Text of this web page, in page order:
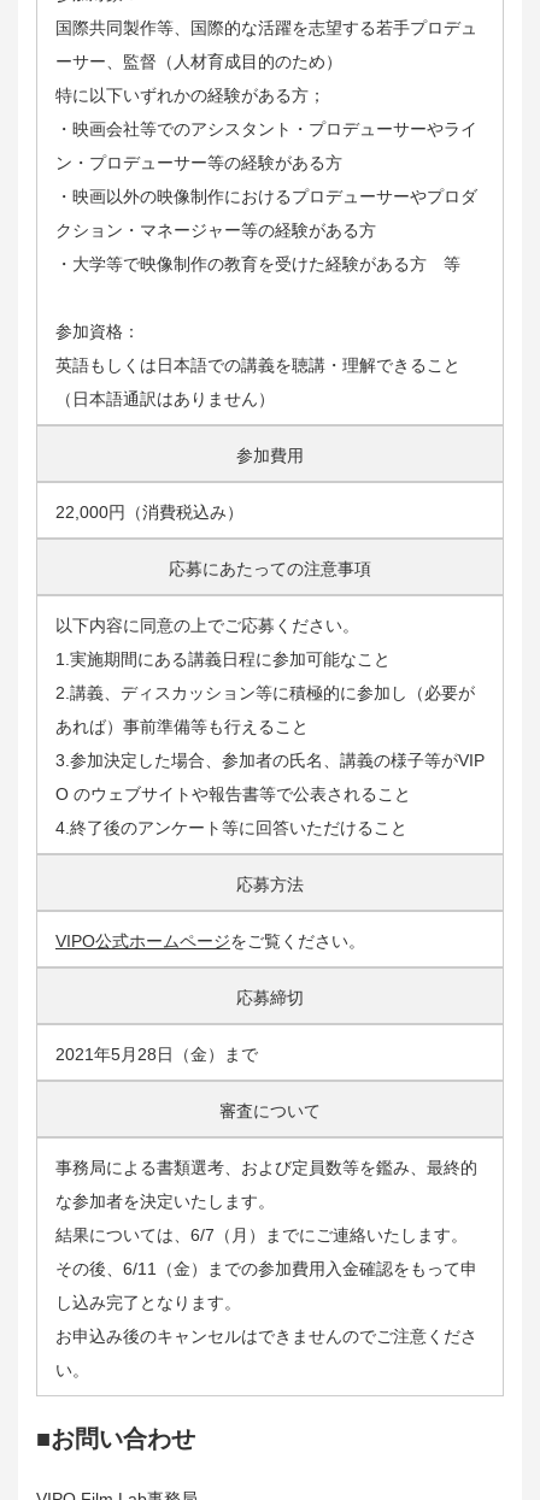
国際共同製作等、国際的な活躍を志望する若手プロデュ
ーサー、監督（人材育成目的のため）
特に以下いずれかの経験がある方；
・映画会社等でのアシスタント・プロデューサーやライ
ン・プロデューサー等の経験がある方
・映画以外の映像制作におけるプロデューサーやプロダ
クション・マネージャー等の経験がある方
・大学等で映像制作の教育を受けた経験がある方 等
参加資格：
英語もしくは日本語での講義を聴講・理解できること
（日本語通訳はありません）
参加費用
22,000円（消費税込み）
応募にあたっての注意事項
以下内容に同意の上でご応募ください。
1.実施期間にある講義日程に参加可能なこと
2.講義、ディスカッション等に積極的に参加し（必要が
あれば）事前準備等も行えること
3.参加決定した場合、参加者の氏名、講義の様子等がVIP
O のウェブサイトや報告書等で公表されること
4.終了後のアンケート等に回答いただけること
応募方法
VIPO公式ホームページをご覧ください。
応募締切
2021年5月28日（金）まで
審査について
事務局による書類選考、および定員数等を鑑み、最終的
な参加者を決定いたします。
結果については、6/7（月）までにご連絡いたします。
その後、6/11（金）までの参加費用入金確認をもって申
し込み完了となります。
お申込み後のキャンセルはできませんのでご注意くださ
い。
■お問い合わせ